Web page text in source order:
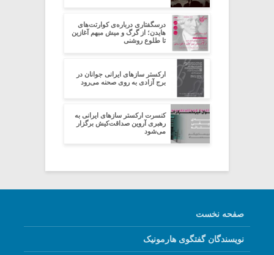
درسگفتاری درباره‌ی کوارتت‌های
هایدن؛ از گرگ‌ و‌ میش مبهم آغازین
تا طلوع روشنی
ارکستر سازهای ایرانی جوانان در
برج آزادی به روی صحنه می‌رود
کنسرت ارکستر سازهای ایرانی به
رهبری آروین صداقت‌کیش برگزار
می‌شود
صفحه نخست
نویسندگان گفتگوی هارمونیک